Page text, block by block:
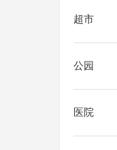
超市
公园
医院